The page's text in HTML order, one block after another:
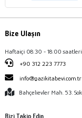
Bize Ulaşın
Haftaiçi 08:30 - 18:00
+90 312 223 7773
info@gazikitabevi.com.tr
Bahçelievler Mah. 53.
Bizi Takip Edin